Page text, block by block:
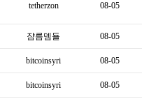
tetherzon 08-05
쟘름뎀됼 08-05
bitcoinsyri 08-05
bitcoinsyri 08-05